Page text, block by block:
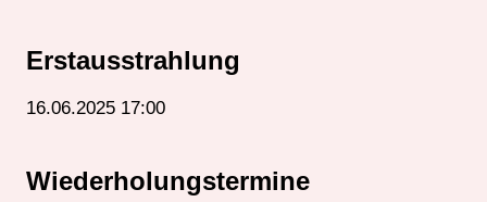
Erstausstrahlung
16.06.2025 17:00
Wiederholungstermine